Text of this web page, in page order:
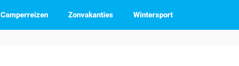
Camperreizen Zonvakanties Wintersport